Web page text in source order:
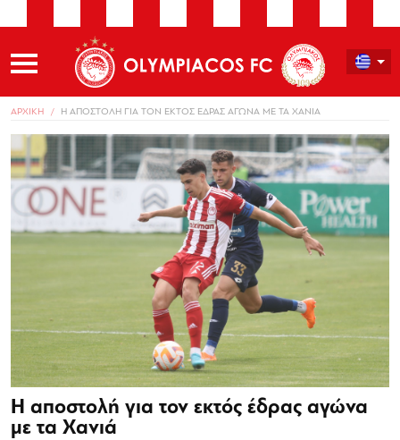
ΑΡΧΙΚΗ Η ΑΠΟΣΤΟΛΗ ΓΙΑ ΤΟΝ ΕΚΤΟΣ ΕΔΡΑΣ ΑΓΩΝΑ ΜΕ ΤΑ ΧΑΝΙΑ
Η αποστολή για τον εκτός έδρας αγώνα
με τα Χανιά